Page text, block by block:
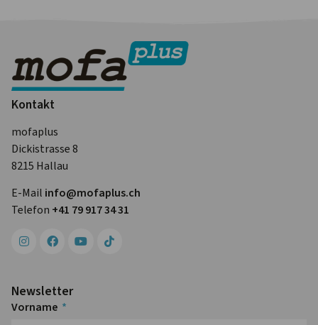
Kontakt
mofaplus
Dickistrasse 8
8215 Hallau
E-Mail info@mofa­plus.ch
Telefon +41 79 917 34 31
Newsletter
Vorname